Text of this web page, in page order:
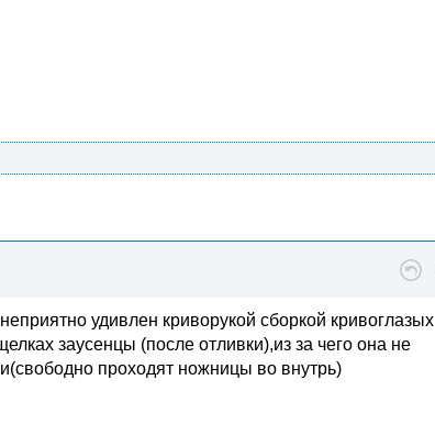
удивлен криворукой сборкой кривоглазых
заусенцы (после отливки),из за чего она не
проходят ножницы во внутрь)